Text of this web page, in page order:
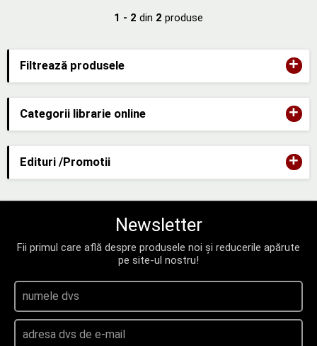
Filtrează produsele +
Categorii librarie online +
Edituri /Promotii +
1 - 2 din 2 produse
Newsletter
Fii primul care află despre produsele noi și reducerile apărute
pe site-ul nostru!